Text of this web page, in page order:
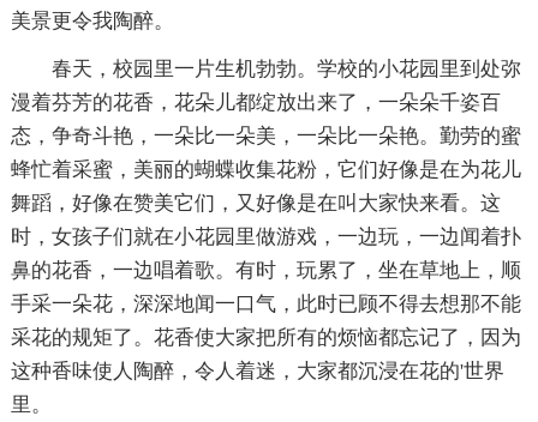
美景更令我陶醉。
春天，校园里一片生机勃勃。学校的小花园里到处弥
漫着芬芳的花香，花朵儿都绽放出来了，一朵朵千姿百
态，争奇斗艳，一朵比一朵美，一朵比一朵艳。勤劳的蜜
蜂忙着采蜜，美丽的蝴蝶收集花粉，它们好像是在为花儿
舞蹈，好像在赞美它们，又好像是在叫大家快来看。这
时，女孩子们就在小花园里做游戏，一边玩，一边闻着扑
鼻的花香，一边唱着歌。有时，玩累了，坐在草地上，顺
手采一朵花，深深地闻一口气，此时已顾不得去想那不能
采花的规矩了。花香使大家把所有的烦恼都忘记了，因为
这种香味使人陶醉，令人着迷，大家都沉浸在花的'世界
里。